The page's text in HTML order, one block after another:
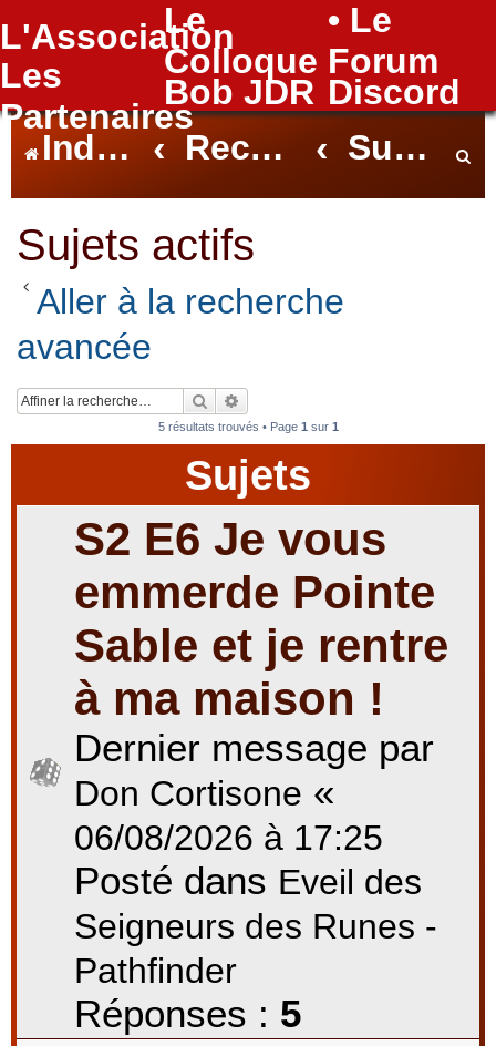
L'Association
Le
Colloque
• Le
Forum
Les
Partenaires
Bob JDR Discord
FAQ
Index du forum Rechercher Sujets actifs
Sujets actifs
Aller à la recherche
avancée
Rechercher
5 résultats trouvés • Page 1 sur 1
Sujets
S2 E6 Je vous
emmerde Pointe
Sable et je rentre
à ma maison !
Dernier message par
Don Cortisone «
06/08/2026 à 17:25
Posté dans Eveil des
Seigneurs des Runes -
Pathfinder
Réponses : 5